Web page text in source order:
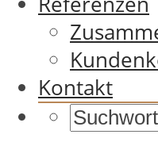
Kontakt